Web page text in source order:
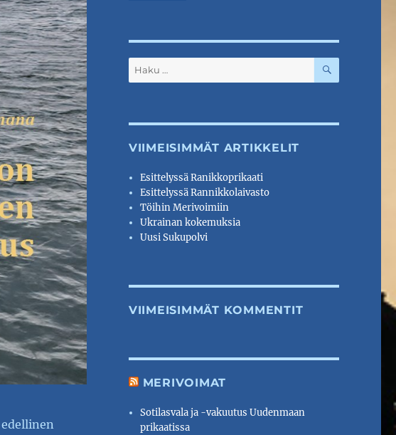
Etsi: HAKU
VIIMEISIMMÄT ARTIKKELIT
Esittelyssä Ranikkoprikaati
Esittelyssä Rannikkolaivasto
Töihin Merivoimiin
Ukrainan kokemuksia
Uusi Sukupolvi
VIIMEISIMMÄT KOMMENTIT
MERIVOIMAT
Sotilasvala ja -vakuutus Uudenmaan
prikaatissa